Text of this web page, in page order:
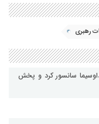
رهبری
سانسور کرد و پخش